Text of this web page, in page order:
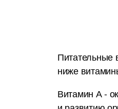
Питательные
ниже
Витамин А -